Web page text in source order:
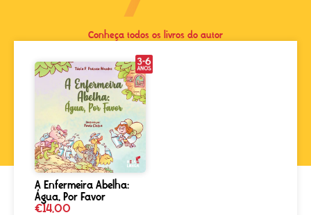
Conheça todos os livros do autor
A Enfermeira Abelha:
Água, Por Favor
€14,00